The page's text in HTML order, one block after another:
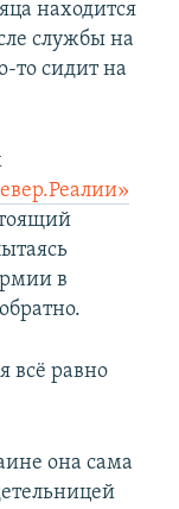
находится
службы на
то сидит на
в
всё равно
она сама